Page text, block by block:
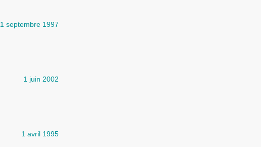
1 septembre 1997
1 juin 2002
1 avril 1995